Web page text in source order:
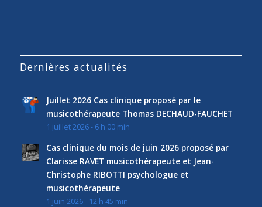
Dernières actualités
Juillet 2026 Cas clinique proposé par le
musicothérapeute Thomas DECHAUD-FAUCHET
1 juillet 2026 - 6 h 00 min
Cas clinique du mois de juin 2026 proposé par
Clarisse RAVET musicothérapeute et Jean-
Christophe RIBOTTI psychologue et
musicothérapeute
1 juin 2026 - 12 h 45 min